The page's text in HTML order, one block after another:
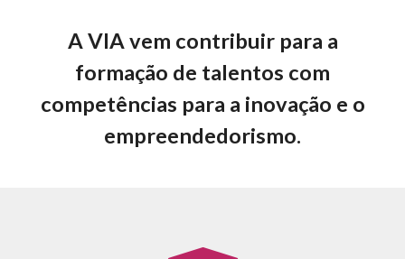
A VIA vem contribuir para a
formação de talentos com
competências para a inovação e o
empreendedorismo.